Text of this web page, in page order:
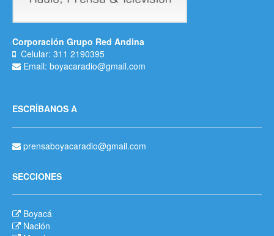
Corporación Grupo Red Andina
Celular: 311 2190395
Email: boyacaradio@gmail.com
ESCRÍBANOS A
prensaboyacaradio@gmail.com
SECCIONES
Boyacá
Nación